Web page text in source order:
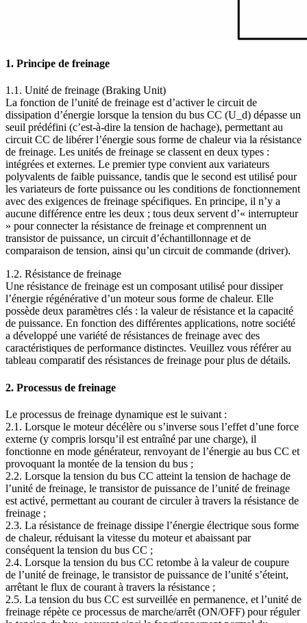
1. Principe de freinage
1.1. Unité de freinage (Braking Unit)
La fonction de l’unité de freinage est d’activer le circuit de
dissipation d’énergie lorsque la tension du bus CC (U_d) dépasse un
seuil prédéfini (c’est-à-dire la tension de hachage), permettant au
circuit CC de libérer l’énergie sous forme de chaleur via la résistance
de freinage. Les unités de freinage se classent en deux types :
intégrées et externes. Le premier type convient aux variateurs
polyvalents de faible puissance, tandis que le second est utilisé pour
les variateurs de forte puissance ou les conditions de fonctionnement
avec des exigences de freinage spécifiques. En principe, il n’y a
aucune différence entre les deux ; tous deux servent d’« interrupteur
» pour connecter la résistance de freinage et comprennent un
transistor de puissance, un circuit d’échantillonnage et de
comparaison de tension, ainsi qu’un circuit de commande (driver).
1.2. Résistance de freinage
Une résistance de freinage est un composant utilisé pour dissiper
l’énergie régénérative d’un moteur sous forme de chaleur. Elle
possède deux paramètres clés : la valeur de résistance et la capacité
de puissance. En fonction des différentes applications, notre société
a développé une variété de résistances de freinage avec des
caractéristiques de performance distinctes. Veuillez vous référer au
tableau comparatif des résistances de freinage pour plus de détails.
2. Processus de freinage
Le processus de freinage dynamique est le suivant :
2.1. Lorsque le moteur décélère ou s’inverse sous l’effet d’une force
externe (y compris lorsqu’il est entraîné par une charge), il
fonctionne en mode générateur, renvoyant de l’énergie au bus CC et
provoquant la montée de la tension du bus ;
2.2. Lorsque la tension du bus CC atteint la tension de hachage de
l’unité de freinage, le transistor de puissance de l’unité de freinage
est activé, permettant au courant de circuler à travers la résistance de
freinage ;
2.3. La résistance de freinage dissipe l’énergie électrique sous forme
de chaleur, réduisant la vitesse du moteur et abaissant par
conséquent la tension du bus CC ;
2.4. Lorsque la tension du bus CC retombe à la valeur de coupure
de l’unité de freinage, le transistor de puissance de l’unité s’éteint,
arrêtant le flux de courant à travers la résistance ;
2.5. La tension du bus CC est surveillée en permanence, et l’unité de
freinage répète ce processus de marche/arrêt (ON/OFF) pour réguler